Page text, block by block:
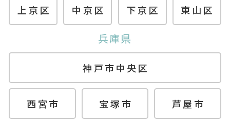
上京区 中京区 下京区 東山区
兵庫県
神戸市中央区
西宮市 宝塚市 芦屋市